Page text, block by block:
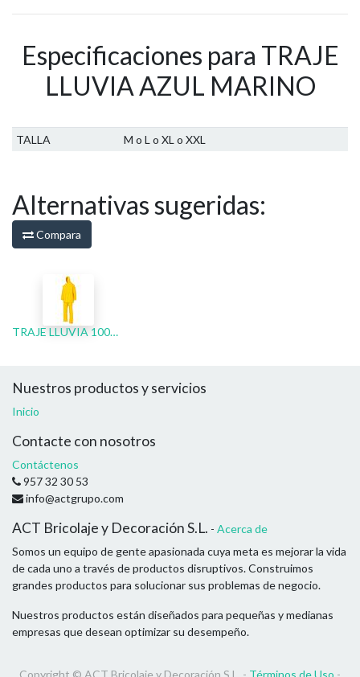
Especificaciones para TRAJE
LLUVIA AZUL MARINO
TALLA M o L o XL o XXL
Alternativas sugeridas:
Compara
TRAJE LLUVIA 100% PVC AMARILLO
Nuestros productos y servicios
Inicio
Contacte con nosotros
Contáctenos
957 32 30 53
info@actgrupo.com
ACT Bricolaje y Decoración S.L. - Acerca de
Somos un equipo de gente apasionada cuya meta es mejorar la vida
de cada uno a través de productos disruptivos. Construimos
grandes productos para solucionar sus problemas de negocio.
Nuestros productos están diseñados para pequeñas y medianas
empresas que desean optimizar su desempeño.
Copyright © ACT Bricolaje y Decoración S.L. - Términos de Uso -